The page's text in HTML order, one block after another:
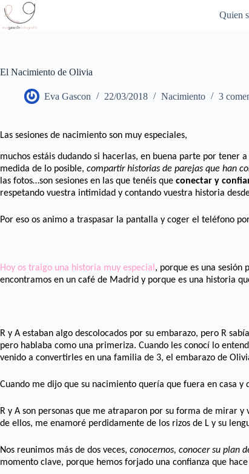
Saltar
al
contenido
Quien
El Nacimiento de Olivia
Eva Gascon 22/03/2018 Nacimiento 3
Las sesiones de nacimiento son muy especiales,
muchos estáis dudando si hacerlas, en buena parte por tener
medida de lo posible, compartir historias de parejas que han
las fotos…son sesiones en las que tenéis que conectar y
respetando vuestra intimidad y contando vuestra historia
Por eso os animo a traspasar la pantalla y coger el teléfono
Hoy os traigo una historia muy especial , porque es una sesión
encontramos en un café de Madrid y porque es una historia
R y A estaban algo descolocados por su embarazo, pero R
pero hablaba como una primeriza. Cuando les conocí lo
venido a convertirles en una familia de 3, el embarazo de
Cuando me dijo que su nacimiento quería que fuera en casa
R y A son personas que me atraparon por su forma de mirar
de ellos, me enamoré perdidamente de los rizos de L y su
Nos reunimos más de dos veces, conocernos, conocer su plan
momento clave, porque hemos forjado una confianza que